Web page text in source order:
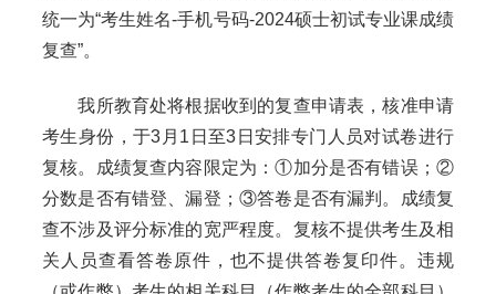
统一为“考生姓名-手机号码-2024硕士初试专业课成绩
复查”。
我所教育处将根据收到的复查申请表，核准申请
考生身份，于3月1日至3日安排专门人员对试卷进行
复核。成绩复查内容限定为：①加分是否有错误；②
分数是否有错登、漏登；③答卷是否有漏判。成绩复
查不涉及评分标准的宽严程度。复核不提供考生及相
关人员查看答卷原件，也不提供答卷复印件。违规